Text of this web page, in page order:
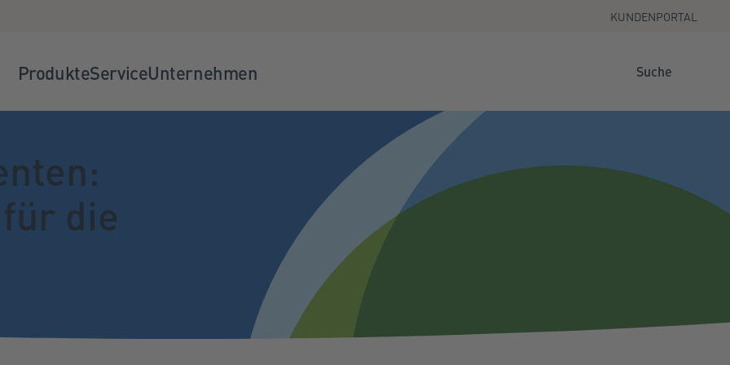
KUNDENPORTAL
ProdukteServiceUnternehmen Suche
die